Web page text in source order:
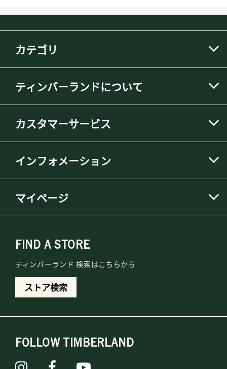
カテゴリ
ティンバーランドについて
カスタマーサービス
インフォメーション
マイページ
FIND A STORE
ティンバーランド 検索はこちらから
ストア検索
FOLLOW TIMBERLAND